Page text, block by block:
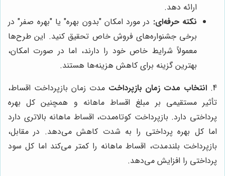
ارائه دهد.
نکته حرفه‌ای: در مورد امکان "بدون بهره" یا "بهره صفر" در
برخی جشنواره‌های فروش خاص تحقیق کنید. این طرح‌ها
معمولاً شرایط خاص خود را دارند، اما در صورت امکان،
بهترین گزینه برای کاهش هزینه‌ها هستند.
4. انتخاب مدت زمان بازپرداخت مدت زمان بازپرداخت اقساط،
تأثیر مستقیمی بر مبلغ اقساط ماهانه و همچنین کل بهره
پرداختی دارد. بازپرداخت کوتاه‌مدت، اقساط ماهانه بالاتری دارد
اما کل بهره پرداختی را به شدت کاهش می‌دهد. در مقابل،
بازپرداخت بلندمدت، اقساط ماهانه را کمتر می‌کند اما کل سود
پرداختی را افزایش می‌دهد.